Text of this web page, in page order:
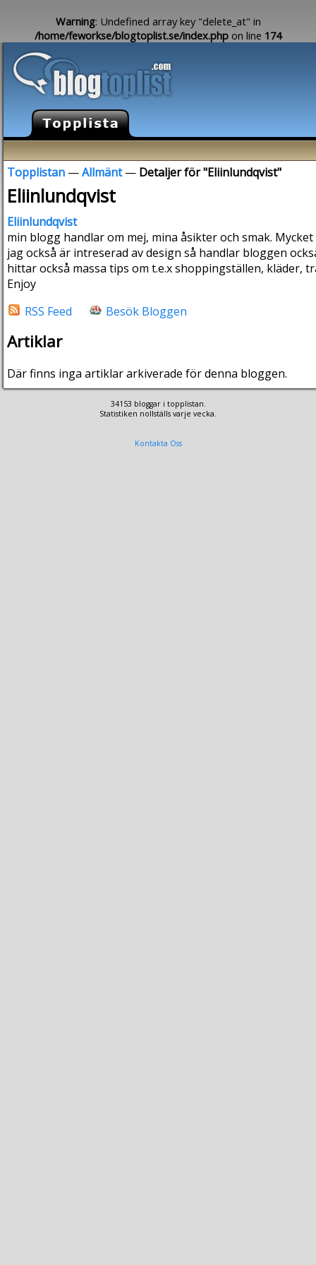
Warning: Undefined array key "delete_at" in
/home/feworkse/blogtoplist.se/index.php on line 174
Topplistan —Allmänt— Detaljer för "Eliinlundqvist"
Eliinlundqvist
Eliinlundqvist
min blogg handlar om mej, mina åsikter och smak.
jag också är intreserad av design så handlar bloggen
hittar också massa tips om t.e.x shoppingställen, kläder,
Enjoy
RSS Feed
Besök Bloggen
Artiklar
Där finns inga artiklar arkiverade för denna bloggen.
34153 bloggar i topplistan.
Statistiken nollställs varje vecka.
Kontakta Oss